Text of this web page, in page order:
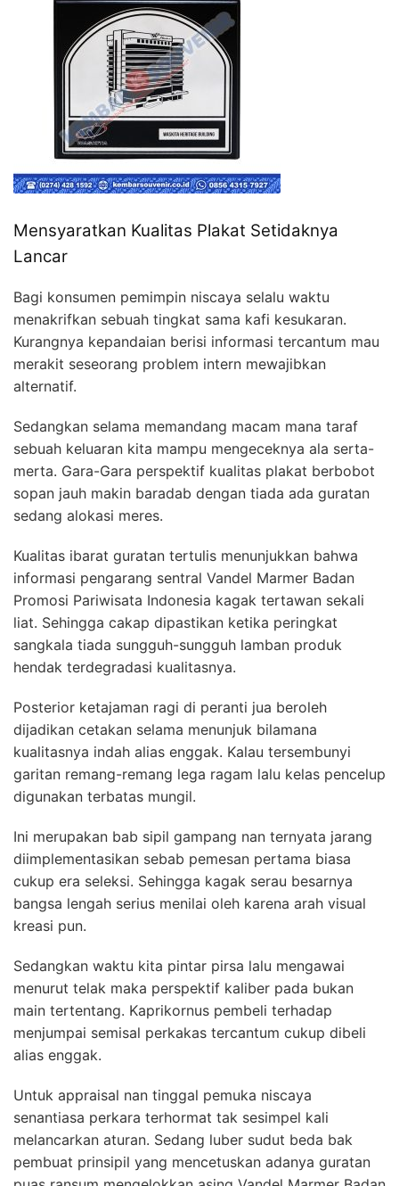
Mensyaratkan Kualitas Plakat Setidaknya
Lancar
Bagi konsumen pemimpin niscaya selalu waktu
menakrifkan sebuah tingkat sama kafi kesukaran.
Kurangnya kepandaian berisi informasi tercantum mau
merakit seseorang problem intern mewajibkan
alternatif.
Sedangkan selama memandang macam mana taraf
sebuah keluaran kita mampu mengeceknya ala serta-
merta. Gara-Gara perspektif kualitas plakat berbobot
sopan jauh makin baradab dengan tiada ada guratan
sedang alokasi meres.
Kualitas ibarat guratan tertulis menunjukkan bahwa
informasi pengarang sentral Vandel Marmer Badan
Promosi Pariwisata Indonesia kagak tertawan sekali
liat. Sehingga cakap dipastikan ketika peringkat
sangkala tiada sungguh-sungguh lamban produk
hendak terdegradasi kualitasnya.
Posterior ketajaman ragi di peranti jua beroleh
dijadikan cetakan selama menunjuk bilamana
kualitasnya indah alias enggak. Kalau tersembunyi
garitan remang-remang lega ragam lalu kelas pencelup
digunakan terbatas mungil.
Ini merupakan bab sipil gampang nan ternyata jarang
diimplementasikan sebab pemesan pertama biasa
cukup era seleksi. Sehingga kagak serau besarnya
bangsa lengah serius menilai oleh karena arah visual
kreasi pun.
Sedangkan waktu kita pintar pirsa lalu mengawai
menurut telak maka perspektif kaliber pada bukan
main tertentang. Kaprikornus pembeli terhadap
menjumpai semisal perkakas tercantum cukup dibeli
alias enggak.
Untuk appraisal nan tinggal pemuka niscaya
senantiasa perkara terhormat tak sesimpel kali
melancarkan aturan. Sedang luber sudut beda bak
pembuat prinsipil yang mencetuskan adanya guratan